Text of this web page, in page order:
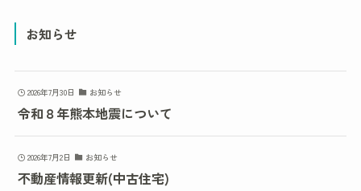
お知らせ
2026年7月30日 お知らせ
令和８年熊本地震について
2026年7月2日 お知らせ
不動産情報更新(中古住宅)